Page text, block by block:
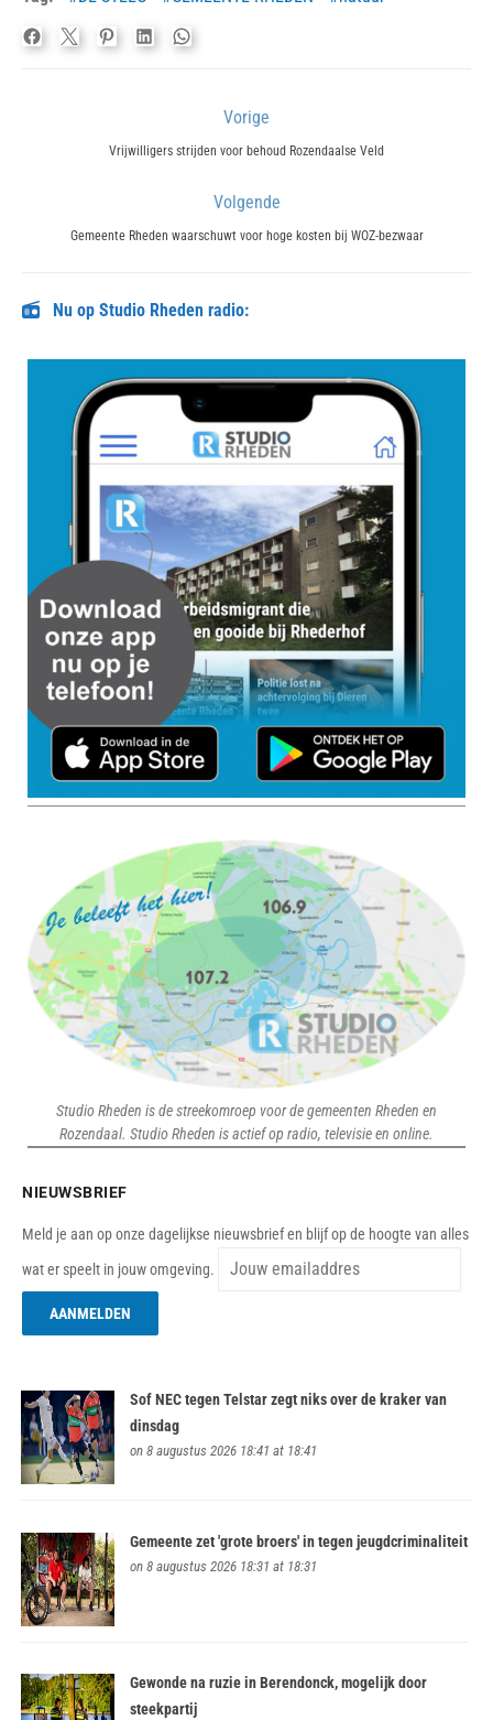
navigatie
Vorige
Previous
Vrijwilligers strijden voor behoud Rozendaalse Veld
Volgende
Next
Gemeente Rheden waarschuwt voor hoge kosten bij WOZ-bezwaar
Nu op Studio Rheden radio:
Studio Rheden is de streekomroep voor de gemeenten Rheden en
Rozendaal. Studio Rheden is actief op radio, televisie en online.
NIEUWSBRIEF
Meld je aan op onze dagelijkse nieuwsbrief en blijf op de hoogte van alles
wat er speelt in jouw omgeving.
Sof NEC tegen Telstar zegt niks over de kraker van
dinsdag
on 8 augustus 2026 18:41 at 18:41
Gemeente zet 'grote broers' in tegen jeugdcriminaliteit
on 8 augustus 2026 18:31 at 18:31
Gewonde na ruzie in Berendonck, mogelijk door
steekpartij